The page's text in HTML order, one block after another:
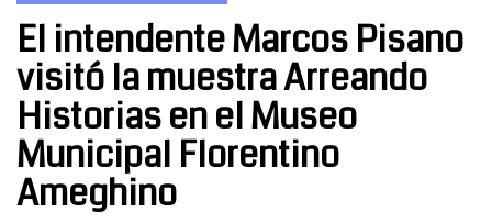
El intendente Marcos Pisano
visitó la muestra Arreando
Historias en el Museo
Municipal Florentino
Ameghino